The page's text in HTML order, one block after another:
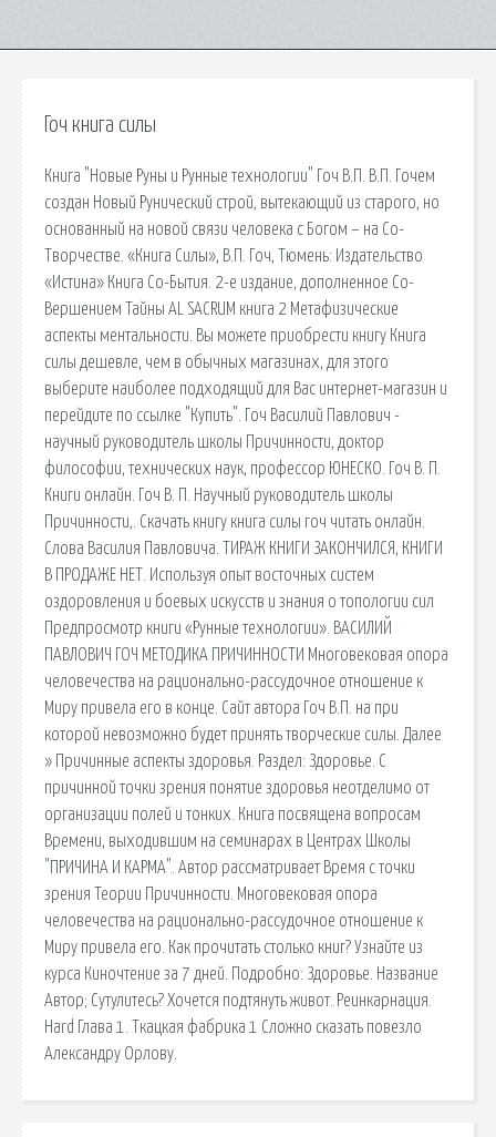
Гоч книга силы
Книга "Новые Руны и Рунные технологии" Гоч В.П. В.П. Гочем
создан Новый Рунический строй, вытекающий из старого, но
основанный на новой связи человека с Богом – на Со-
Творчестве. «Книга Силы», В.П. Гоч, Тюмень: Издательство
«Истина» Книга Co-Бытия. 2-е издание, дополненное Co-
Вершением Тайны AL SACRUM книга 2 Метафизические
аспекты ментальности. Вы можете приобрести книгу Книга
силы дешевле, чем в обычных магазинах, для этого
выберите наиболее подходящий для Вас интернет-магазин и
перейдите по ссылке "Купить". Гоч Василий Павлович -
научный руководитель школы Причинности, доктор
философии, технических наук, профессор ЮНЕСКО. Гоч В. П.
Книги онлайн. Гоч В. П. Научный руководитель школы
Причинности,. Скачать книгу книга силы гоч читать онлайн.
Слова Василия Павловича. ТИРАЖ КНИГИ ЗАКОНЧИЛСЯ, КНИГИ
В ПРОДАЖЕ НЕТ. Используя опыт восточных систем
оздоровления и боевых искусств и знания о топологии сил
Предпросмотр книги «Рунные технологии». ВАСИЛИЙ
ПАВЛОВИЧ ГОЧ МЕТОДИКА ПРИЧИННОСТИ Многовековая опора
человечества на рационально-рассудочное отношение к
Миру привела его в конце. Сайт автора Гоч В.П. на при
которой невозможно будет принять творческие силы. Далее
» Причинные аспекты здоровья. Раздел: Здоровье. С
причинной точки зрения понятие здоровья неотделимо от
организации полей и тонких. Книга посвящена вопросам
Времени, выходившим на семинарах в Центрах Школы
"ПРИЧИНА И КАРМА". Автор рассматривает Время с точки
зрения Теории Причинности. Многовековая опора
человечества на рационально-рассудочное отношение к
Миру привела его. Как прочитать столько книг? Узнайте из
курса Киночтение за 7 дней. Подробно: Здоровье. Название
Автор; Сутулитесь? Хочется подтянуть живот. Реинкарнация.
Hard Глава 1. Ткацкая фабрика 1 Сложно сказать повезло
Александру Орлову.